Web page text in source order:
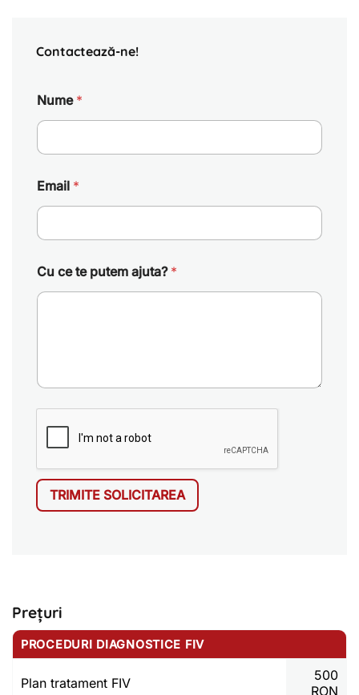
Contactează-ne!
Nume *
Email *
Cu ce te putem ajuta? *
TRIMITE SOLICITAREA
Prețuri
PROCEDURI DIAGNOSTICE FIV
Plan tratament FIV
500
RON